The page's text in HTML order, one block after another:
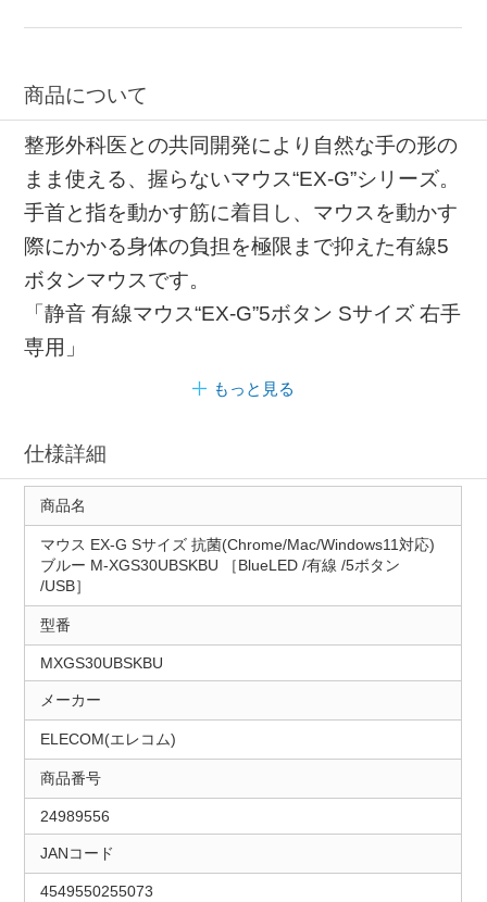
商品について
整形外科医との共同開発により自然な手の形の
まま使える、握らないマウス“EX-G”シリーズ。
手首と指を動かす筋に着目し、マウスを動かす
際にかかる身体の負担を極限まで抑えた有線5
ボタンマウスです。
「静音 有線マウス“EX-G”5ボタン Sサイズ 右手
専用」
もっと見る
仕様詳細
商品名
マウス EX-G Sサイズ 抗菌(Chrome/Mac/Windows11対応)
ブルー M-XGS30UBSKBU ［BlueLED /有線 /5ボタン
/USB］
型番
MXGS30UBSKBU
メーカー
ELECOM(エレコム)
商品番号
24989556
JANコード
4549550255073